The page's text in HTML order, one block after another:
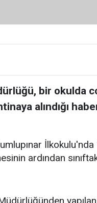
bir okulda
alındığı
ardından